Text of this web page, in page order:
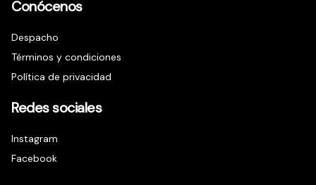
Conócenos
Despacho
Términos y condiciones
Política de privacidad
Redes sociales
Instagram
Facebook